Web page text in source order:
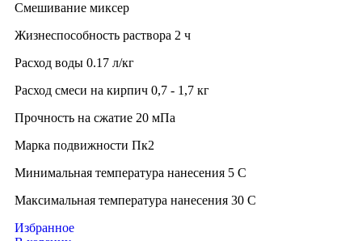
Смешивание миксер
Жизнеспособность раствора 2 ч
Расход воды 0.17 л/кг
Расход смеси на кирпич 0,7 - 1,7 кг
Прочность на сжатие 20 мПа
Марка подвижности Пк2
Минимальная температура нанесения 5 C
Максимальная температура нанесения 30 C
Избранное